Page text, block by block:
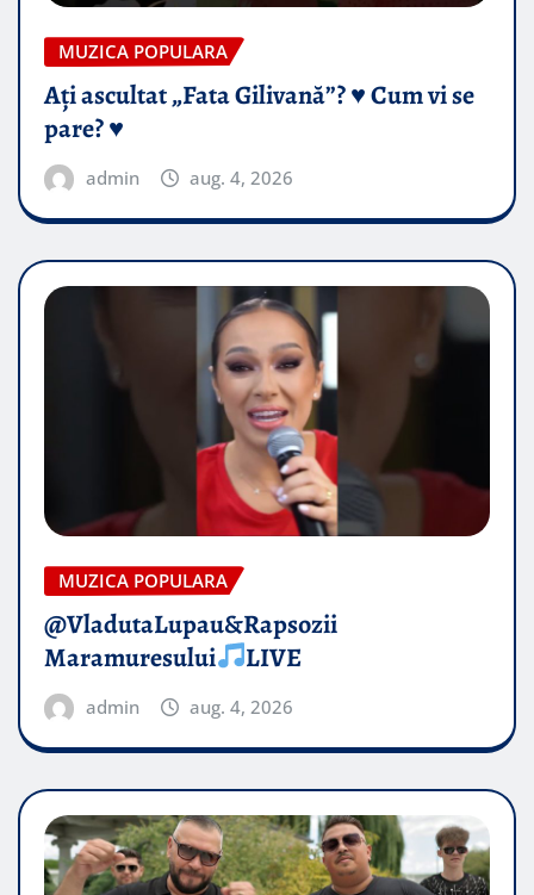
MUZICA POPULARA
Ați ascultat „Fata Gilivană”? ♥️ Cum vi se
pare? ♥️
admin aug. 4, 2026
MUZICA POPULARA
@VladutaLupau&Rapsozii
Maramuresului
LIVE
admin aug. 4, 2026